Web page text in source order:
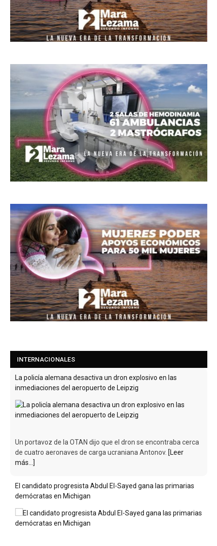
INTERNACIONALES
La policía alemana desactiva un dron explosivo en las
inmediaciones del aeropuerto de Leipzig
Un portavoz de la OTAN dijo que el dron se encontraba cerca
de cuatro aeronaves de carga ucraniana Antonov. [Leer
más...]
El candidato progresista Abdul El-Sayed gana las primarias
demócratas en Michigan